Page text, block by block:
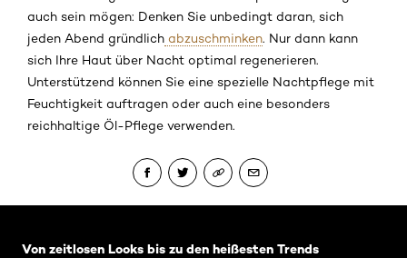
auch sein mögen: Denken Sie unbedingt daran, sich
jeden Abend gründlich abzuschminken. Nur dann kann
sich Ihre Haut über Nacht optimal regenerieren.
Unterstützend können Sie eine spezielle Nachtpflege mit
Feuchtigkeit auftragen oder auch eine besonders
reichhaltige Öl-Pflege verwenden.
Von zeitlosen Looks bis zu den heißesten Trends